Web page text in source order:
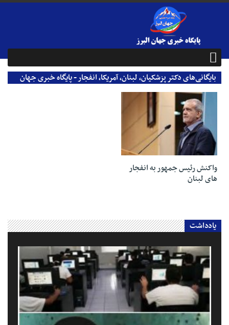
بایگانی‌های دکتر پزشکیان، لبنان، آمریکا، انفجار - پایگاه خبری جهان
البرز
واکنش رئیس جمهور به انفجار
های لبنان
یادداشت